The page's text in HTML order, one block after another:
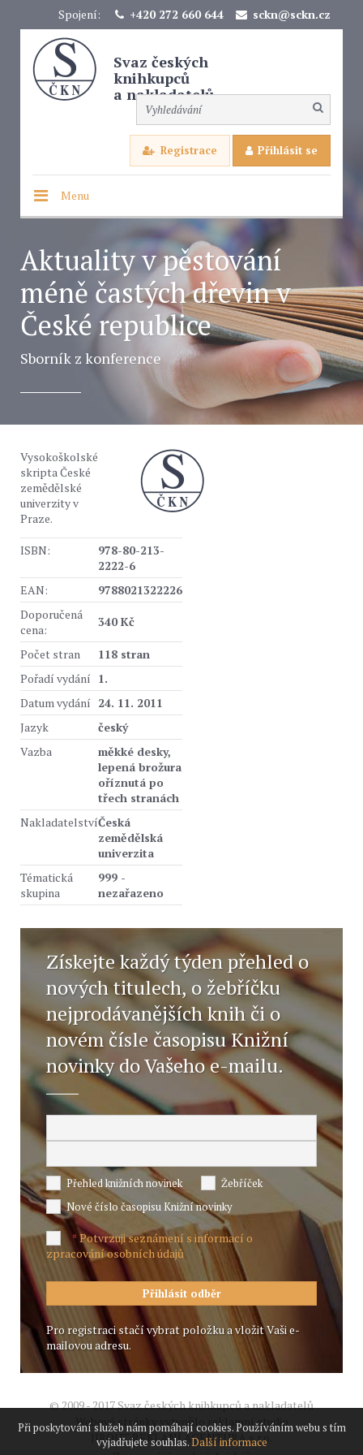
Spojení: +420 272 660 644 sckn@sckn.cz
Svaz českých
knihkupců
a nakladatelů
Registrace Přihlásit se
Menu
Aktuality v pěstování
méně častých dřevin v
České republice
Sborník z konference
Vysokoškolské
skripta České
zemědělské
univerzity v
Praze.
ISBN:
978-80-213-
2222-6
EAN:
9788021322226
Doporučená
cena:
340 Kč
Počet stran
118 stran
Pořadí vydání 1.
Datum vydání 24. 11. 2011
Jazyk
český
Vazba
měkké desky,
lepená brožura
oříznutá po
třech stranách
NakladatelstvíČeská
zemědělská
univerzita
Tématická
skupina
999 -
nezařazeno
Získejte každý týden přehled o
nových titulech, o žebříčku
nejprodávanějších knih či o
novém čísle časopisu Knižní
novinky do Vašeho e-mailu.
Přehled knižních novinek
Žebříček
Nové číslo časopisu Knižní novinky
*Potvrzuji seznámení s informací o
zpracování osobních údajů
Pro registraci stačí vybrat položku a vložit Vaši e-
mailovou adresu.
© 2009 - 2017 Svaz českých knihkupců a nakladatelů
Webové stránky vytvořilo reklamní studio
JIROUT REKLANÍ AGENTURA s.r.o.
Při poskytování služeb nám pomáhají cookies. Používáním webu s tím
vyjadřujete souhlas.Další informace